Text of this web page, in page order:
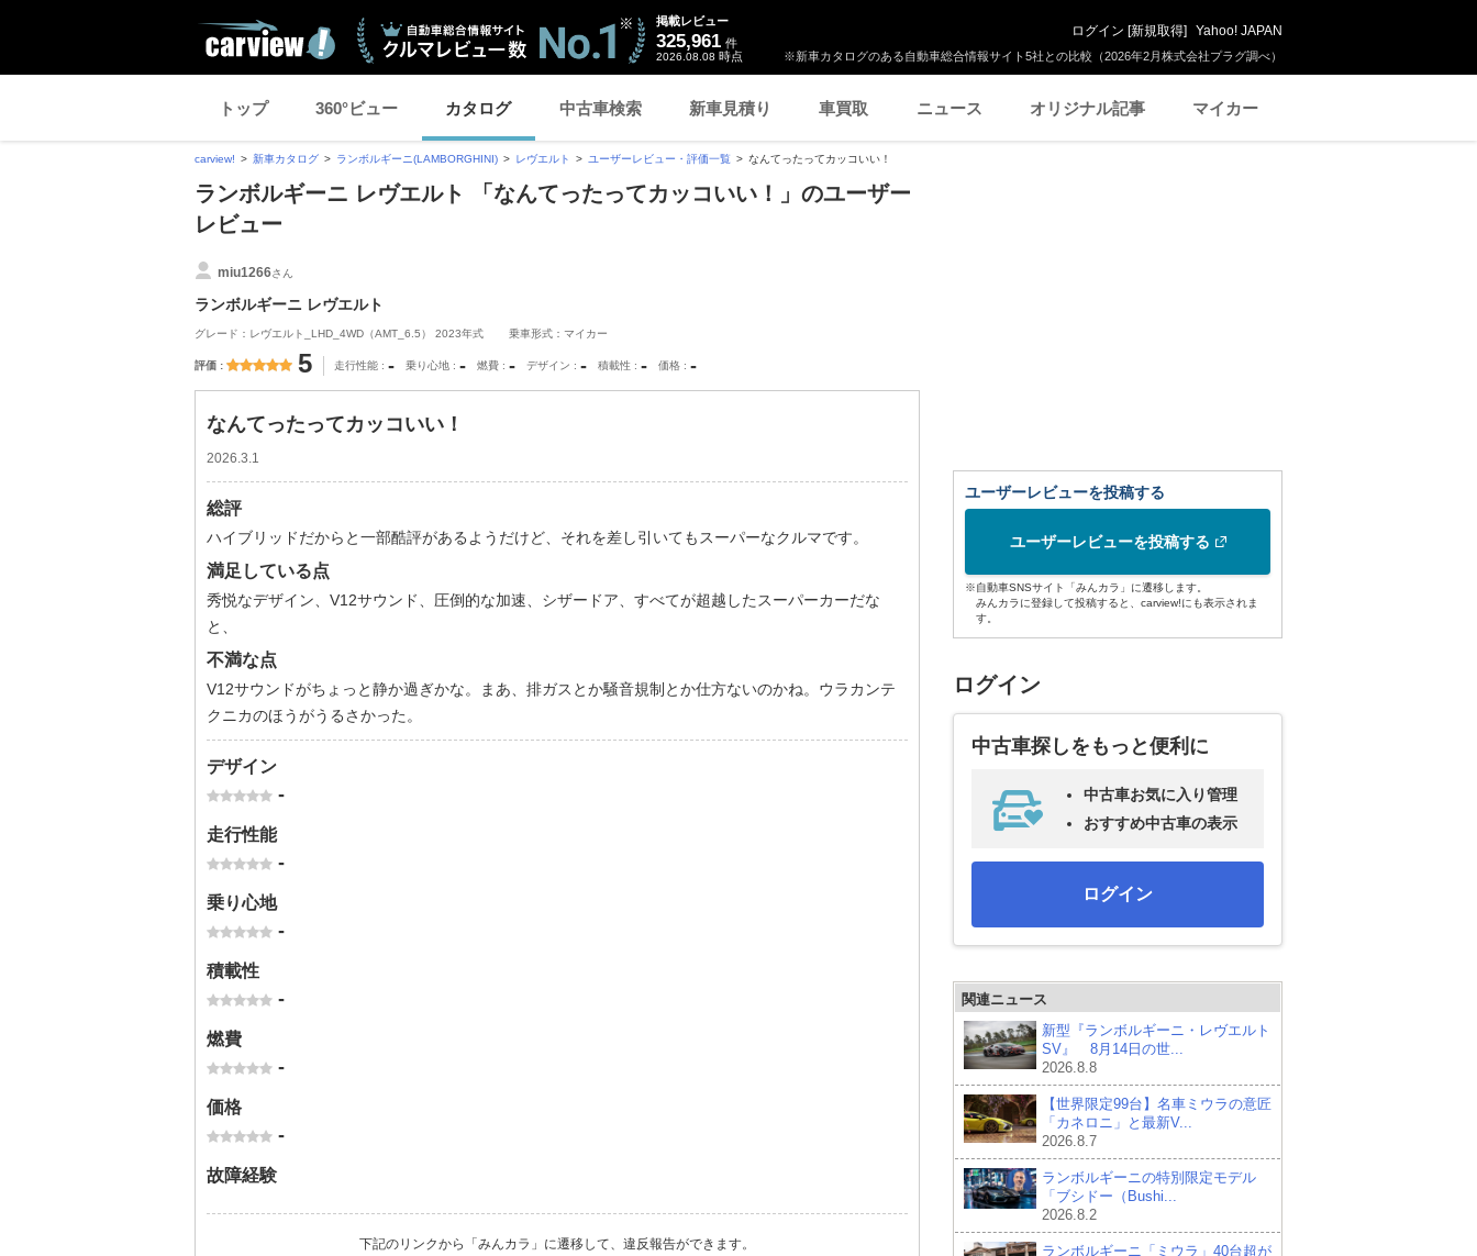
※新車カタログのある自動車総合情報サイト5社との比較（2026年2月株式会社プラグ調べ）
掲載レビュー
325,961 件
2026.08.08 時点
ログイン [新規取得] Yahoo! JAPAN
トップ 360°ビュー カタログ 中古車検索 新車見積り 車買取 ニュース オリジナル記事 マイカー
carview! 新車カタログ ランボルギーニ(LAMBORGHINI) レヴエルト ユーザーレビュー・評価一覧 なんてったってカッコいい！
ランボルギーニ レヴエルト 「なんてったってカッコいい！」のユーザー
レビュー
miu1266さん
ランボルギーニ レヴエルト
グレード：レヴエルト_LHD_4WD（AMT_6.5） 2023年式 乗車形式：マイカー
評価 5 走行性能 - 乗り心地 - 燃費 - デザイン - 積載性 - 価格 -
なんてったってカッコいい！
2026.3.1
総評
ハイブリッドだからと一部酷評があるようだけど、それを差し引いてもスーパーなクルマです。
満足している点
秀悦なデザイン、V12サウンド、圧倒的な加速、シザードア、すべてが超越したスーパーカーだな
と、
不満な点
V12サウンドがちょっと静か過ぎかな。まあ、排ガスとか騒音規制とか仕方ないのかね。ウラカンテ
クニカのほうがうるさかった。
デザイン
-
走行性能
-
乗り心地
-
積載性
-
燃費
-
価格
-
故障経験
下記のリンクから「みんカラ」に遷移して、違反報告ができます。
ユーザーレビューを投稿する
ユーザーレビューを投稿する
※自動車SNSサイト「みんカラ」に遷移します。
みんカラに登録して投稿すると、carview!にも表示されま
す。
ログイン
中古車探しをもっと便利に
中古車お気に入り管理
おすすめ中古車の表示
ログイン
関連ニュース
新型『ランボルギーニ・レヴエルト
SV』 8月14日の世...
2026.8.8
【世界限定99台】名車ミウラの意匠
「カネロニ」と最新V...
2026.8.7
ランボルギーニの特別限定モデル
「ブシドー（Bushi...
2026.8.2
ランボルギーニ「ミウラ」40台超が